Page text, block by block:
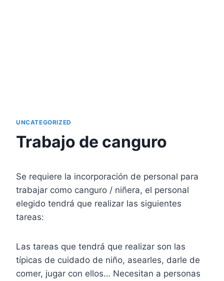
UNCATEGORIZED
Trabajo de canguro
Se requiere la incorporación de personal para
trabajar como canguro / niñera, el personal
elegido tendrá que realizar las siguientes
tareas:
Las tareas que tendrá que realizar son las
típicas de cuidado de niño, asearles, darle de
comer, jugar con ellos… Necesitan a personas